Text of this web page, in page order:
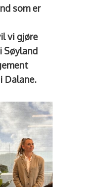
som er
vi gjøre
Søyland
Dalane.